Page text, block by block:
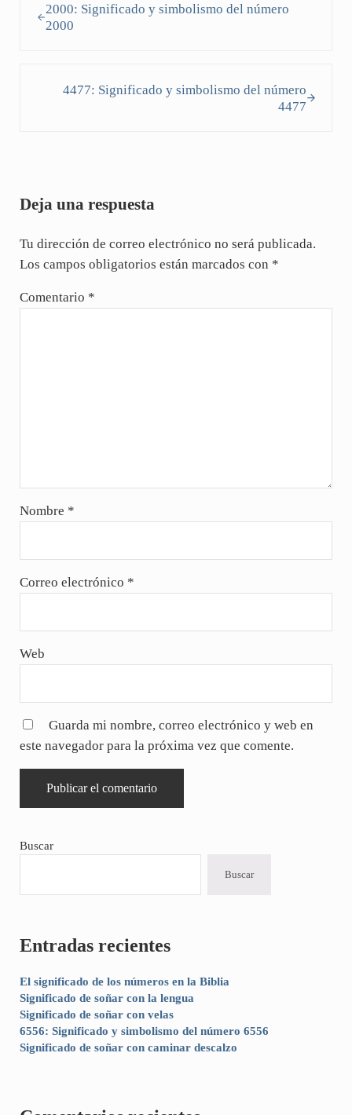
2000: Significado y simbolismo del número
2000
4477: Significado y simbolismo del número
4477
Deja una respuesta
Tu dirección de correo electrónico no será publicada.
Los campos obligatorios están marcados con *
Comentario *
Nombre *
Correo electrónico *
Web
Guarda mi nombre, correo electrónico y web en
este navegador para la próxima vez que comente.
Sidebar
Buscar
Buscar
Entradas recientes
El significado de los números en la Biblia
Significado de soñar con la lengua
Significado de soñar con velas
6556: Significado y simbolismo del número 6556
Significado de soñar con caminar descalzo